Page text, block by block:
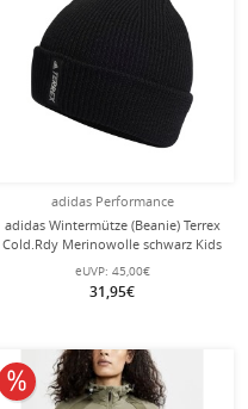
adidas Performance
adidas Wintermütze (Beanie) Terrex
Cold.Rdy Merinowolle schwarz Kids
eUVP: 45,00€
31,95€
10% reduziert